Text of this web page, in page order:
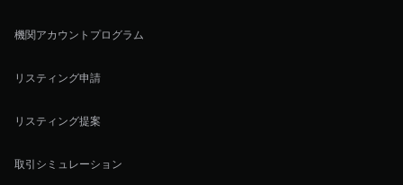
機関アカウントプログラム
リスティング申請
リスティング提案
取引シミュレーション